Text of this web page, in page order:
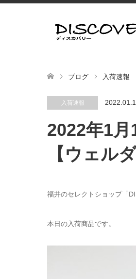
ブログ 入荷速報
入荷速報
2022年1月
【ウェルダ
福井のセレクトショップ「
本日の入荷商品です。